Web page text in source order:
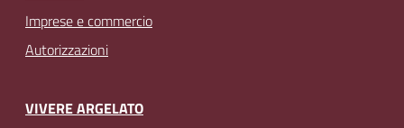
Imprese e commercio
Autorizzazioni
VIVERE ARGELATO